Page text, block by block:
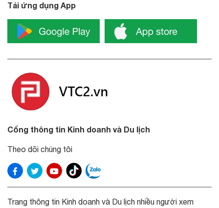
Tải ứng dụng App
Cổng thông tin Kinh doanh và Du lịch
Theo dõi chúng tôi
Trang thông tin Kinh doanh và Du lịch nhiều người xem